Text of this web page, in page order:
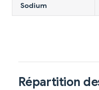
Sodium
Répartition